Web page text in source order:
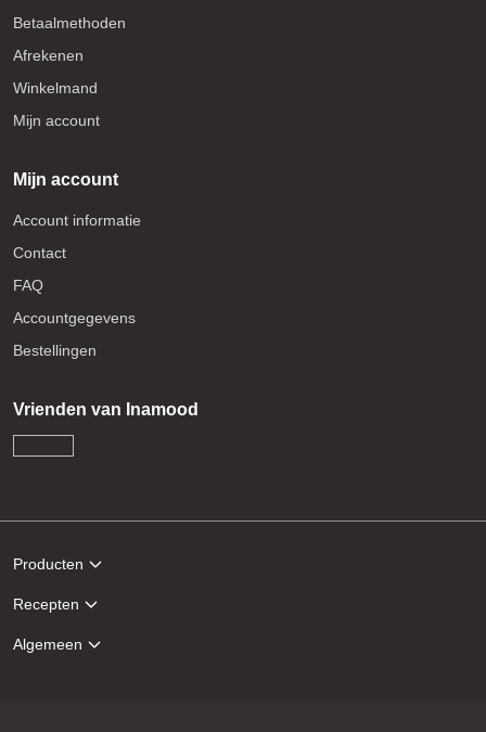
Betaalmethoden
Afrekenen
Winkelmand
Mijn account
Mijn account
Account informatie
Contact
FAQ
Accountgegevens
Bestellingen
Vrienden van Inamood
Producten
Recepten
Algemeen